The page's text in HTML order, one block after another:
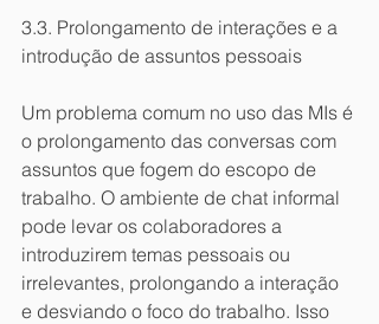
3.3. Prolongamento de interações e a
introdução de assuntos pessoais
Um problema comum no uso das MIs é
o prolongamento das conversas com
assuntos que fogem do escopo de
trabalho. O ambiente de chat informal
pode levar os colaboradores a
introduzirem temas pessoais ou
irrelevantes, prolongando a interação
e desviando o foco do trabalho. Isso